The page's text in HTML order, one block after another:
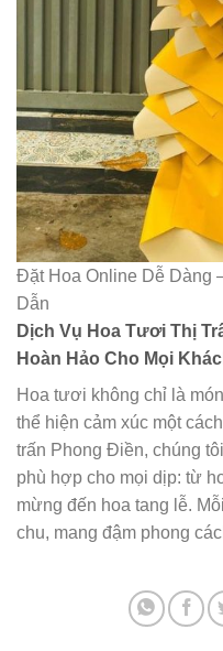
Đặt Hoa Online Dễ Dàng
Dẫn
Dịch Vụ Hoa Tươi Thị
Hoàn Hảo Cho Mọi
Hoa tươi không chỉ là
thể hiện cảm xúc một
trấn Phong Điền, chúng
phù hợp cho mọi dịp: từ
mừng đến hoa tang lễ.
chu, mang đậm phong